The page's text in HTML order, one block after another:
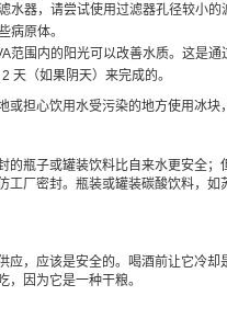
水器，请尝试使用过滤器孔径较小
病原体。
范围内的阳光可以改善水质。这是
天（如果阴天）来完成的。
或担心饮用水受污染的地方使用冰
的瓶子或罐装饮料比自来水更安全
工厂密封。瓶装或罐装碳酸饮料，
应，应该是安全的。喝酒前让它冷
因为它是一种干粮。